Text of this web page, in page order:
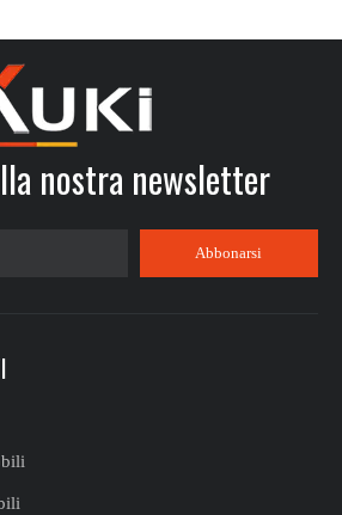
nostra newsletter​​​​​​​
Abbonarsi